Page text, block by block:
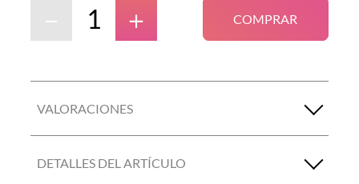
＋
－ COMPRAR
VALORACIONES
DETALLES DEL ARTÍCULO